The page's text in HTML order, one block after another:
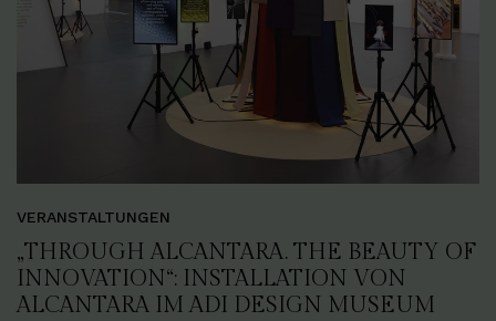
VERANSTALTUNGEN
„THROUGH ALCANTARA. THE BEAUTY OF
INNOVATION“: INSTALLATION VON
ALCANTARA IM ADI DESIGN MUSEUM